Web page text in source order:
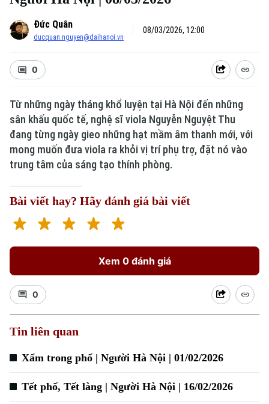
Xu hướng
Đức Quân
ducquan.nguyen@daihanoi.vn
08/03/2026, 12:00
0
Từ những ngày tháng khổ luyện tại Hà Nội đến những
sân khấu quốc tế, nghệ sĩ viola Nguyễn Nguyệt Thu
đang từng ngày gieo những hạt mầm âm thanh mới, với
mong muốn đưa viola ra khỏi vị trí phụ trợ, đặt nó vào
trung tâm của sáng tạo thính phòng.
Bài viết hay? Hãy đánh giá bài viết
Xem 0 đánh giá
0
Tin liên quan
Xẩm trong phố | Người Hà Nội | 01/02/2026
Tết phố, Tết làng | Người Hà Nội | 16/02/2026